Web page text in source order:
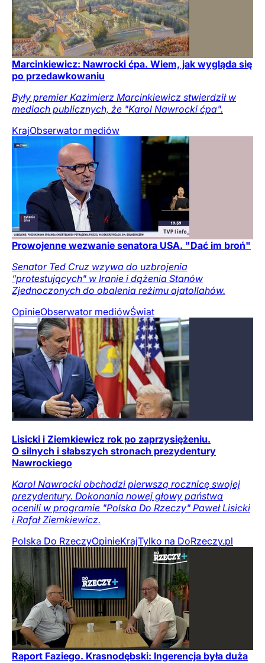
Marcinkiewicz: Nawrocki ćpa. Wiem, jak wygląda się
po przedawkowaniu
Były premier Kazimierz Marcinkiewicz stwierdził w
mediach publicznych, że "Karol Nawrocki ćpa".
KrajObserwator mediów
Prowojenne wezwanie senatora USA. "Dać im broń"
Senator Ted Cruz wzywa do uzbrojenia
"protestujących" w Iranie i dążenia Stanów
Zjednoczonych do obalenia reżimu ajatollahów.
OpinieObserwator mediówŚwiat
Lisicki i Ziemkiewicz rok po zaprzysiężeniu.
O silnych i słabszych stronach prezydentury
Nawrockiego
Karol Nawrocki obchodzi pierwszą rocznicę swojej
prezydentury. Dokonania nowej głowy państwa
ocenili w programie "Polska Do Rzeczy" Paweł Lisicki
i Rafał Ziemkiewicz.
Polska Do RzeczyOpinieKrajTylko na DoRzeczy.pl
Raport Faziego. Krasnodębski: Ingerencja była duża